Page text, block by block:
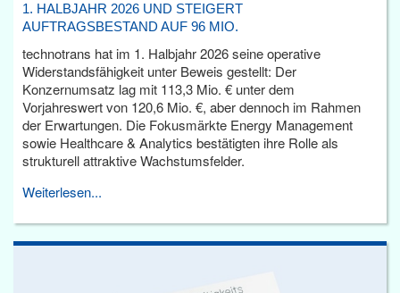
1. HALBJAHR 2026 UND STEIGERT
AUFTRAGSBESTAND AUF 96 MIO.
technotrans hat im 1. Halbjahr 2026 seine operative
Widerstandsfähigkeit unter Beweis gestellt: Der
Konzernumsatz lag mit 113,3 Mio. € unter dem
Vorjahreswert von 120,6 Mio. €, aber dennoch im Rahmen
der Erwartungen. Die Fokusmärkte Energy Management
sowie Healthcare & Analytics bestätigten ihre Rolle als
strukturell attraktive Wachstumsfelder.
Weiterlesen...